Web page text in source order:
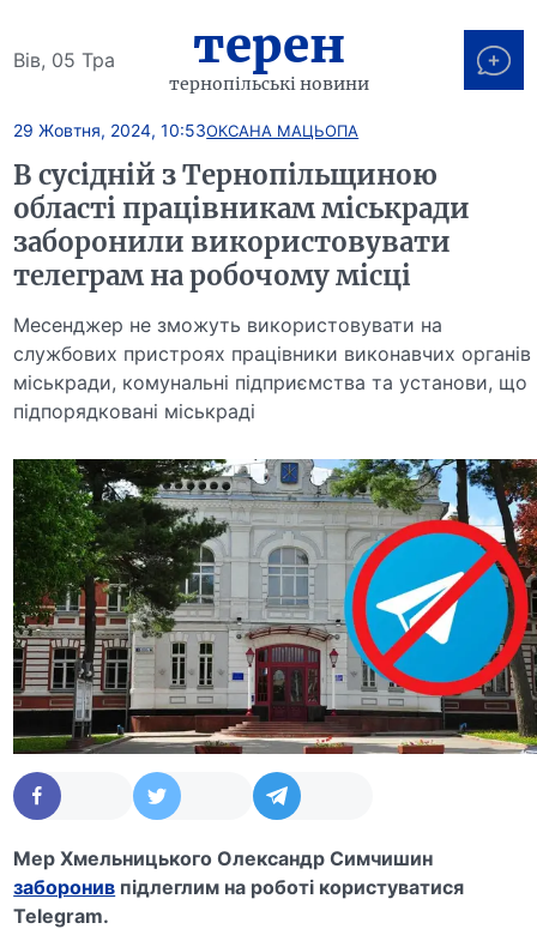
Вів, 05 Тра терен
тернопільські новини
29 Жовтня, 2024, 10:53ОКСАНА МАЦЬОПА
В сусідній з Тернопільщиною
області працівникам міськради
заборонили використовувати
телеграм на робочому місці
Месенджер не зможуть використовувати на
службових пристроях працівники виконавчих органів
міськради, комунальні підприємства та установи, що
підпорядковані міськраді
Мер Хмельницького Олександр Симчишин
заборонив підлеглим на роботі користуватися
Telegram.